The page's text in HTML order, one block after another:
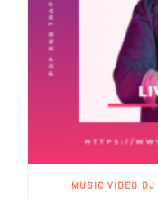
MUSIC VIDEO